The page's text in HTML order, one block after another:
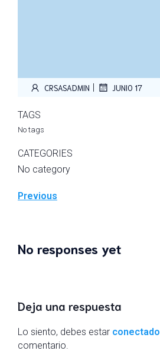
CRSASADMIN JUNIO 17
TAGS
No tags
CATEGORIES
No category
Previous
No responses yet
Deja una respuesta
Lo siento, debes estar conectado
comentario.